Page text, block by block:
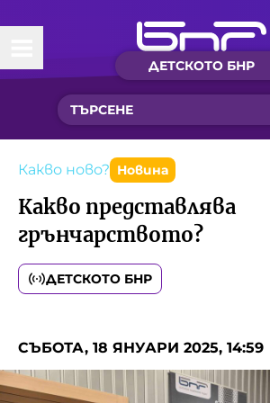
ДЕТСКОТО БНР
Начало
Какво ново?
Рубрики с вълшебства
Детско радио
Чуйте
Новините на детски език
Песнички
Интересен архив
Нашите гости
Какво ново? Новина
Какво представлява
грънчарството?
ДЕТСКОТО БНР
СЪБОТА, 18 ЯНУАРИ 2025, 14:59